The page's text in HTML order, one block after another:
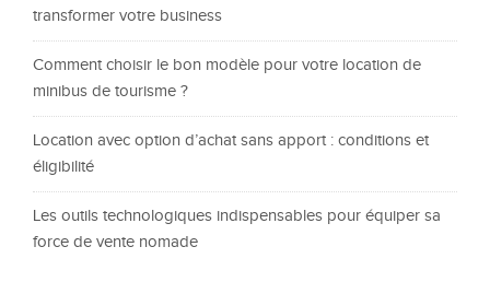
transformer votre business
Comment choisir le bon modèle pour votre location de
minibus de tourisme ?
Location avec option d’achat sans apport : conditions et
éligibilité
Les outils technologiques indispensables pour équiper sa
force de vente nomade